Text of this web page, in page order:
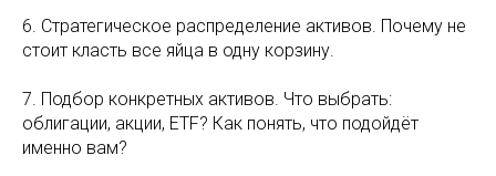
6. Стратегическое распределение активов. Почему не
стоит класть все яйца в одну корзину.
7. Подбор конкретных активов. Что выбрать:
облигации, акции, ETF? Как понять, что подойдёт
именно вам?